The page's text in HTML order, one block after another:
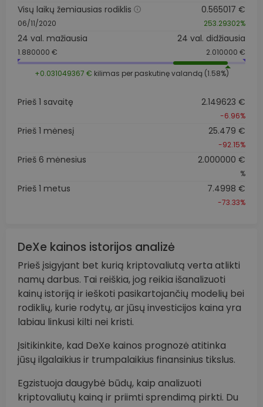
Visų laikų žemiausias rodiklis
06/11/2020
0.565017 €
253.29302%
24 val. mažiausia
1.880000 €
24 val. didžiausia
2.010000 €
+0.031049367 € kilimas per paskutinę valandą (1.58%)
Prieš 1 savaitę 2.149623 €
-6.96%
Prieš 1 mėnesį 25.479 €
-92.15%
Prieš 6 mėnesius 2.000000 €
%
Prieš 1 metus 7.4998 €
-73.33%
DeXe kainos istorijos analizė
Prieš įsigyjant bet kurią kriptovaliutą verta atlikti
namų darbus. Tai reiškia, jog reikia išanalizuoti
kainų istoriją ir ieškoti pasikartojančių modelių bei
rodiklių, kurie rodytų, ar jūsų investicijos kaina yra
labiau linkusi kilti nei kristi.
Įsitikinkite, kad DeXe kainos prognozė atitinka
jūsų ilgalaikius ir trumpalaikius finansinius tikslus.
Egzistuoja daugybė būdų, kaip analizuoti
kriptovaliutų kainą ir priimti sprendimą pirkti. Du